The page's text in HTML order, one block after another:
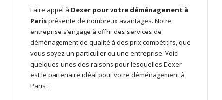
Faire appel à Dexer pour votre déménagement à
Parisprésente de nombreux avantages. Notre
entreprise s’engage à offrir des services de
déménagement de qualité à des prix compétitifs, que
vous soyez un particulier ou une entreprise. Voici
quelques-unes des raisons pour lesquelles Dexer
est le partenaire idéal pour votre déménagement à
Paris :